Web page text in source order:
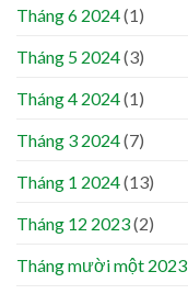
Tháng 6 2024(1)
Tháng 5 2024(3)
Tháng 4 2024(1)
Tháng 3 2024(7)
Tháng 1 2024(13)
Tháng 12 2023(2)
Tháng mười một 2023